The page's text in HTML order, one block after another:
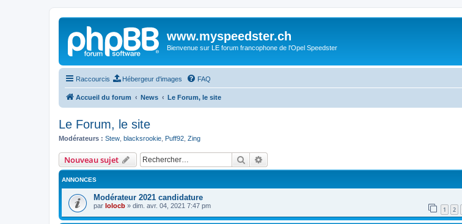
www.myspeedster.ch
Bienvenue sur LE forum francophone de l'Opel Speedster
Raccourcis Hébergeur d'images FAQ
Accueil du forum News Le Forum, le site
Le Forum, le site
Modérateurs : Stew blacksrookie Puff92 Zing
Nouveau sujet Rechercher
ANNONCES
Modérateur 2021 candidature
par lolocb » dim. avr. 04, 2021 7:47 pm 1 2